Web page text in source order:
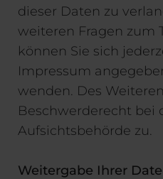
dieser Daten zu
weiteren Fragen zum
können Sie sich
Impressum
wenden. Des
Beschwerderecht bei
Aufsichtsbehörde zu.
Weitergabe Ihrer